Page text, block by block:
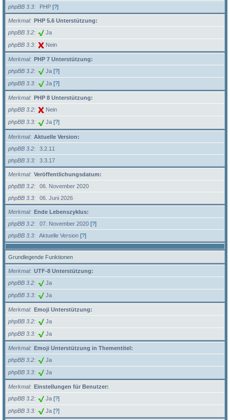
phpBB 3.3
PHP [?]
Merkmal
PHP 5.6 Unterstützung:
phpBB 3.2
Ja
phpBB 3.3 Nein
Merkmal
PHP 7 Unterstützung:
phpBB 3.2
Ja [?]
phpBB 3.3 Ja [?]
Merkmal
PHP 8 Unterstützung:
phpBB 3.2
Nein
phpBB 3.3 Ja [?]
Merkmal
Aktuelle Version:
phpBB 3.2
3.2.11
phpBB 3.3
3.3.17
Merkmal
Veröffentlichungsdatum:
phpBB 3.2
06. November 2020
phpBB 3.3
06. Juni 2026
Merkmal
Ende Lebenszyklus:
phpBB 3.2
07. November 2020 [?]
phpBB 3.3
Aktuelle Version [?]
Grundlegende Funktionen
Merkmal
UTF-8 Unterstützung:
phpBB 3.2
Ja
phpBB 3.3 Ja
Merkmal
Emoji Unterstützung:
phpBB 3.2
Ja
phpBB 3.3 Ja
Merkmal
Emoji Unterstützung in Thementitel:
phpBB 3.2
Ja
phpBB 3.3 Ja
Merkmal
Einstellungen für Benutzer:
phpBB 3.2
Ja [?]
phpBB 3.3 Ja [?]